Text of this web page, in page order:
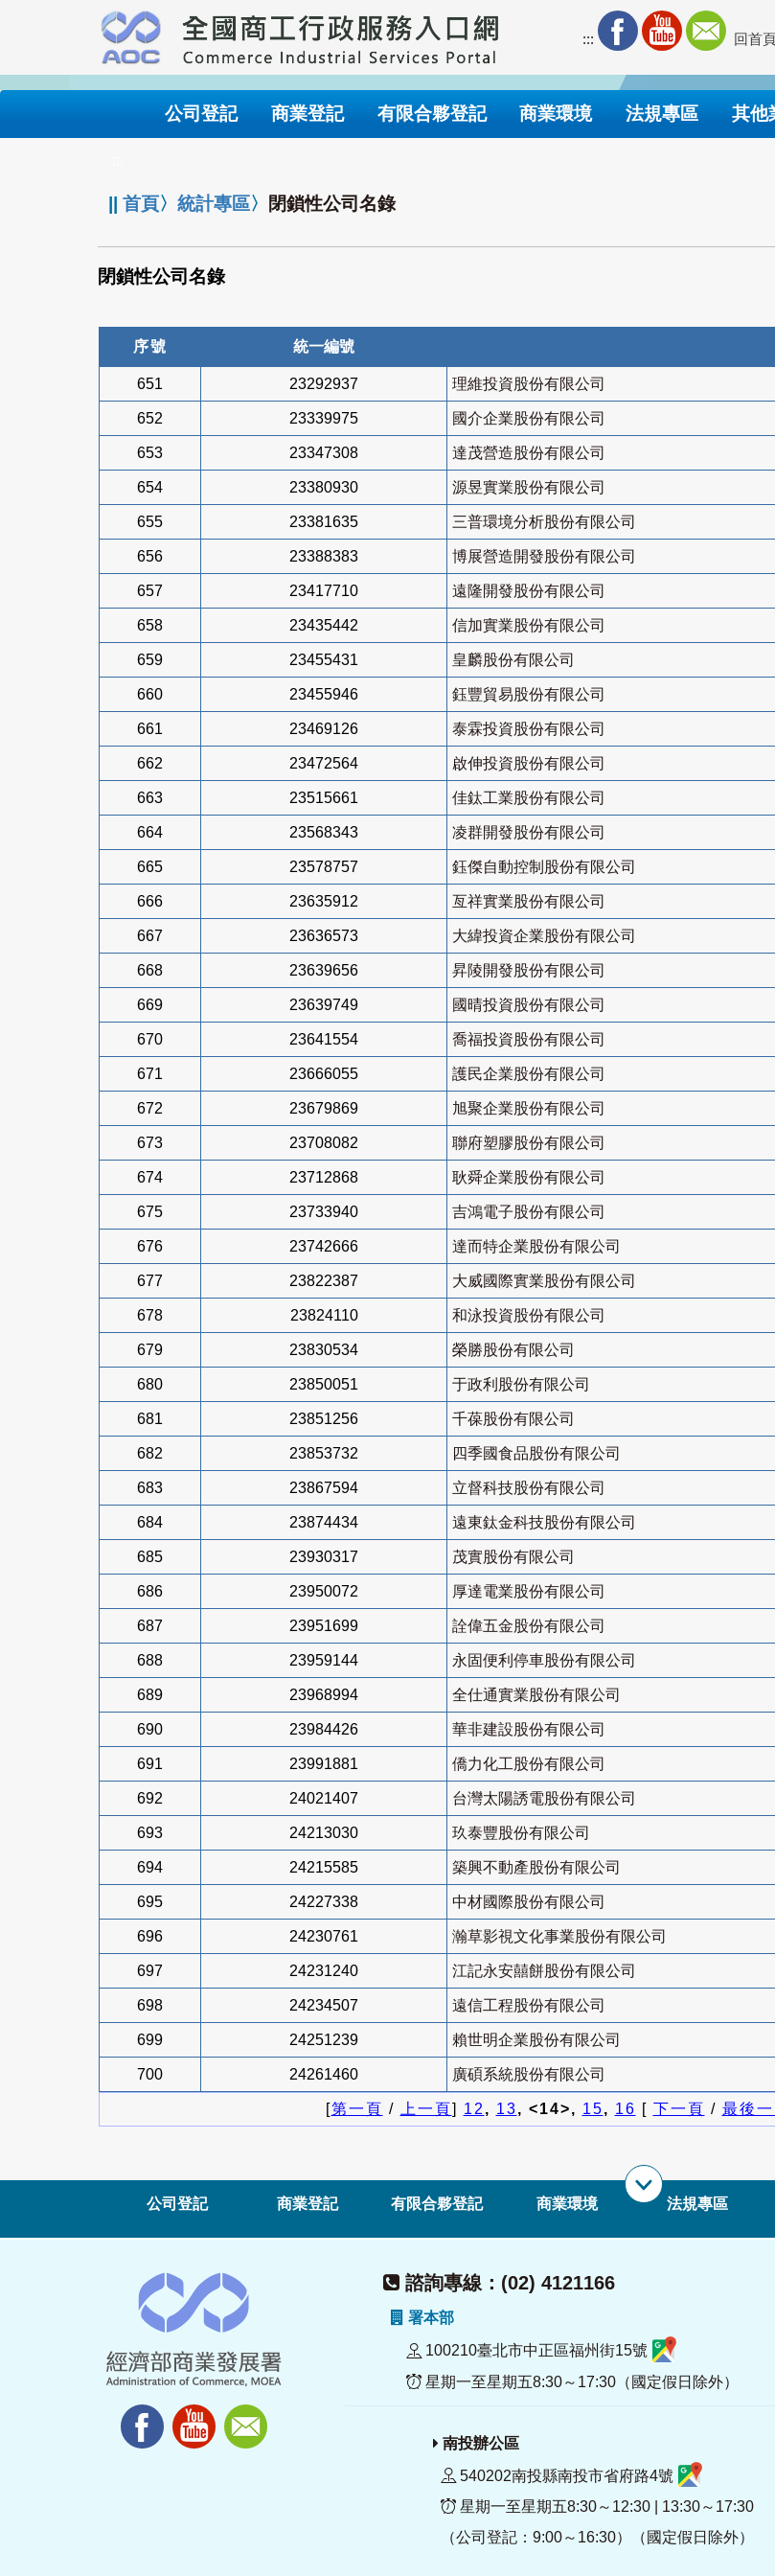
要
內
::: 回首
公司登記 商業登記 有限合夥登記 商業環境 法規專區 其他
||首頁〉統計專區〉 閉鎖性公司名錄
閉鎖性公司名錄
序號 統一編號
651 23292937 理維投資股份有限公司
652 23339975 國介企業股份有限公司
653 23347308 達茂營造股份有限公司
654 23380930 源昱實業股份有限公司
655 23381635 三普環境分析股份有限公司
656 23388383 博展營造開發股份有限公司
657 23417710 遠隆開發股份有限公司
658 23435442 信加實業股份有限公司
659 23455431 皇麟股份有限公司
660 23455946 鈺豐貿易股份有限公司
661 23469126 泰霖投資股份有限公司
662 23472564 啟伸投資股份有限公司
663 23515661 佳鈦工業股份有限公司
664 23568343 凌群開發股份有限公司
665 23578757 鈺傑自動控制股份有限公司
666 23635912 亙祥實業股份有限公司
667 23636573 大緯投資企業股份有限公司
668 23639656 昇陵開發股份有限公司
669 23639749 國晴投資股份有限公司
670 23641554 喬福投資股份有限公司
671 23666055 護民企業股份有限公司
672 23679869 旭聚企業股份有限公司
673 23708082 聯府塑膠股份有限公司
674 23712868 耿舜企業股份有限公司
675 23733940 吉鴻電子股份有限公司
676 23742666 達而特企業股份有限公司
677 23822387 大威國際實業股份有限公司
678 23824110 和泳投資股份有限公司
679 23830534 榮勝股份有限公司
680 23850051 于政利股份有限公司
681 23851256 千葆股份有限公司
682 23853732 四季國食品股份有限公司
683 23867594 立督科技股份有限公司
684 23874434 遠東鈦金科技股份有限公司
685 23930317 茂實股份有限公司
686 23950072 厚達電業股份有限公司
687 23951699 詮偉五金股份有限公司
688 23959144 永固便利停車股份有限公司
689 23968994 全仕通實業股份有限公司
690 23984426 華非建設股份有限公司
691 23991881 僑力化工股份有限公司
692 24021407 台灣太陽誘電股份有限公司
693 24213030 玖泰豐股份有限公司
694 24215585 築興不動產股份有限公司
695 24227338 中材國際股份有限公司
696 24230761 瀚草影視文化事業股份有限公司
697 24231240 江記永安囍餅股份有限公司
698 24234507 遠信工程股份有限公司
699 24251239 賴世明企業股份有限公司
700 24261460 廣碩系統股份有限公司
[第一頁 / 上一頁] 12, 13, <14>, 15, 16 [ 下一頁 / 最後
公司登記 商業登記 有限合夥登記 商業環境 法規專區
諮詢專線：(02) 4121166
署本部
100210臺北市中正區福州街15號
星期一至星期五8:30～17:30（國定假日除外）
南投辦公區
540202南投縣南投市省府路4號
星期一至星期五8:30～12:30 | 13:30～17:30
（公司登記：9:00～16:30）（國定假日除外）